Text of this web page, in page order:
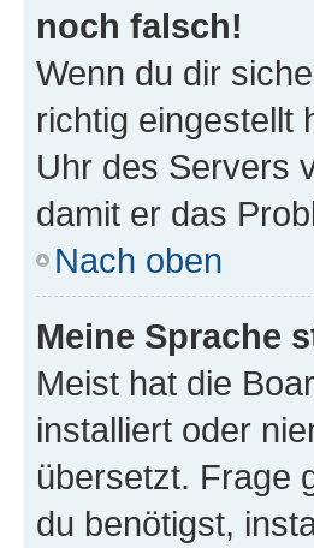
noch falsch!
Wenn du dir
richtig eingestellt
Uhr des Servers
damit er das
Nach oben
Meine Sprache
Meist hat die
installiert oder
übersetzt. Frage
du benötigst,